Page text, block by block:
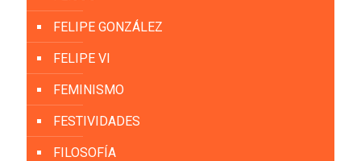
FELIPE GONZÁLEZ
FELIPE VI
FEMINISMO
FESTIVIDADES
FILOSOFÍA